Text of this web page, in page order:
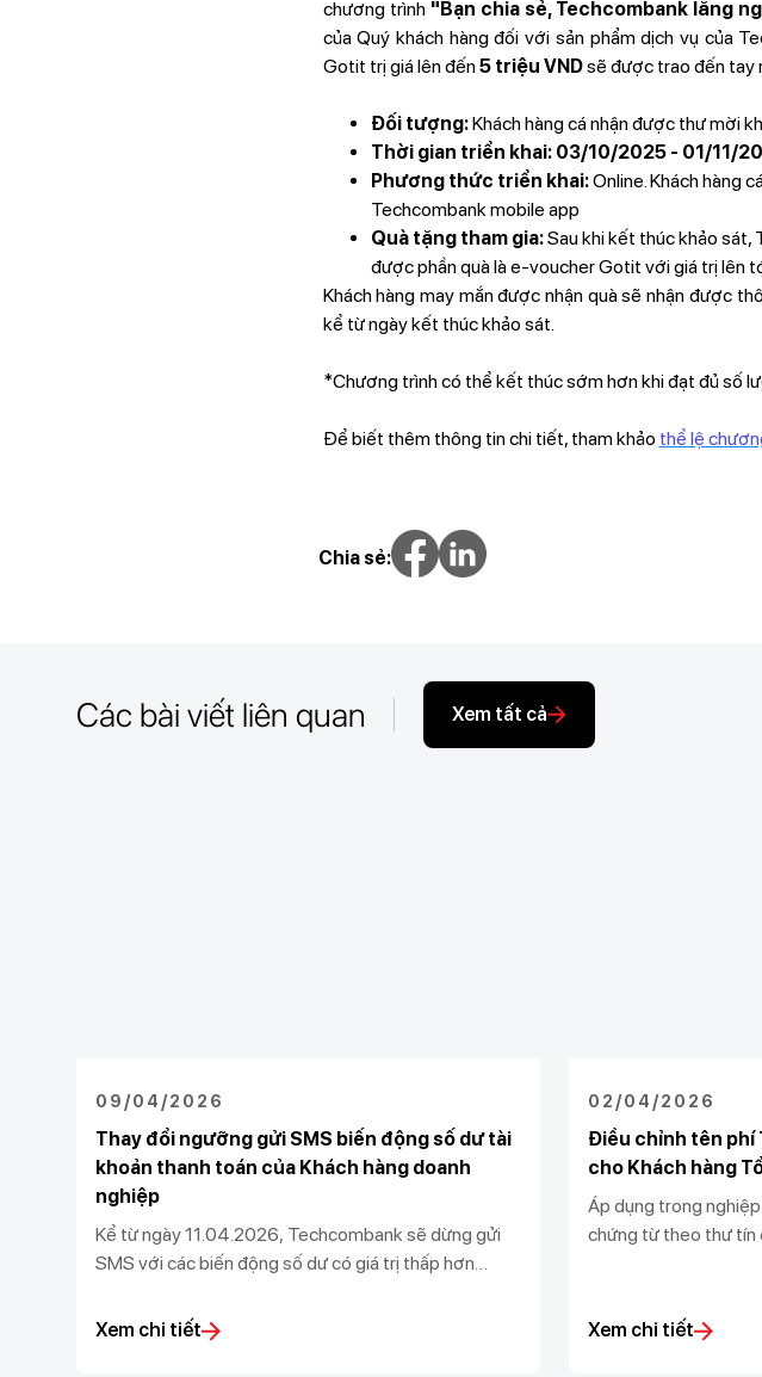
chương trình "Bạn chia sẻ, Techcombank lắng
của Quý khách hàng đối với sản phẩm dịch vụ của
Gotit trị giá lên đến5 triệu VNDsẽ được trao đến tay
Đối tượng:Khách hàng cá nhận được thư mời
Thời gian triển khai: 03/10/2025 - 01/11/
Phương thức triển khai:Online. Khách hàng
Techcombank mobile app
Quà tặng tham gia:Sau khi kết thúc khảo sát,
được phần quà là e-voucher Gotit với giá trị lên
Khách hàng may mắn được nhận quà sẽ nhận được
kể từ ngày kết thúc khảo sát.
*Chương trình có thể kết thúc sớm hơn khi đạt đủ số
Để biết thêm thông tin chi tiết, tham khảo thể lệ
Chia sẻ:
Các bài viết liên quan Xem tất cả
09/04/2026
Thay đổi ngưỡng gửi SMS biến động số dư tài
khoản thanh toán của Khách hàng doanh
nghiệp
Kể từ ngày 11.04.2026, Techcombank sẽ dừng gửi
SMS với các biến động số dư có giá trị thấp hơn
hàng doanh nghiệp.
Xem chi tiết
02/04/2026
Điều chỉnh tên phí
cho Khách hàng
Áp dụng trong
chứng từ theo thư tín
Xem chi tiết